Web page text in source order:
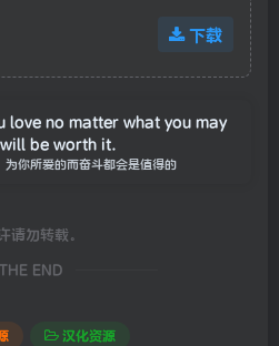
下载
love no matter what you may
be worth it.
为你所爱的而奋斗都会是值得的
请勿转载。
THE END
汉化资源